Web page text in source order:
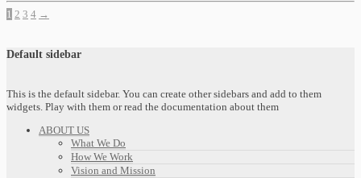
1 2 3 4 →
Default sidebar
This is the default sidebar. You can create other sidebars and add to them
widgets. Play with them or read the documentation about them
ABOUT US
What We Do
How We Work
Vision and Mission